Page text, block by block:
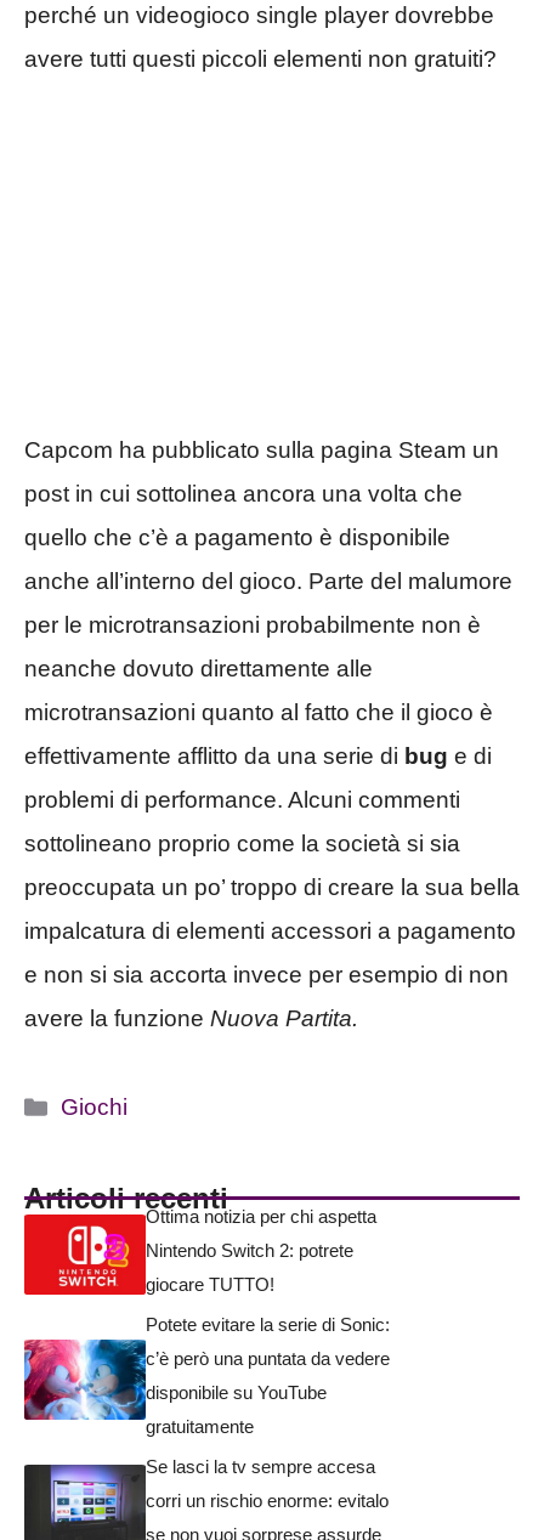
perché un videogioco single player dovrebbe
avere tutti questi piccoli elementi non gratuiti?
Capcom ha pubblicato sulla pagina Steam un
post in cui sottolinea ancora una volta che
quello che c’è a pagamento è disponibile
anche all’interno del gioco. Parte del malumore
per le microtransazioni probabilmente non è
neanche dovuto direttamente alle
microtransazioni quanto al fatto che il gioco è
effettivamente afflitto da una serie di bug e di
problemi di performance. Alcuni commenti
sottolineano proprio come la società si sia
preoccupata un po’ troppo di creare la sua bella
impalcatura di elementi accessori a pagamento
e non si sia accorta invece per esempio di non
avere la funzione Nuova Partita.
Categorie
Giochi
Articoli recenti
Ottima notizia per chi aspetta
Nintendo Switch 2: potrete
giocare TUTTO!
Potete evitare la serie di Sonic:
c’è però una puntata da vedere
disponibile su YouTube
gratuitamente
Se lasci la tv sempre accesa
corri un rischio enorme: evitalo
se non vuoi sorprese assurde